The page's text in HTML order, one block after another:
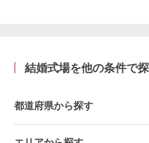
結婚式場を他の条件で
都道府県から探す